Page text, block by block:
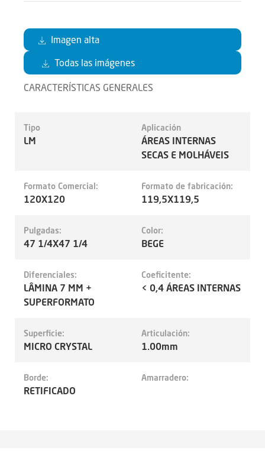
Imagen alta
Todas las imágenes
CARACTERÍSTICAS GENERALES
Tipo
LM
Aplicación
ÁREAS INTERNAS
SECAS E MOLHÁVEIS
Formato Comercial:
120X120
Formato de fabricación:
119,5X119,5
Pulgadas:
47 1/4X47 1/4
Color:
BEGE
Diferenciales:
LÂMINA 7 MM +
SUPERFORMATO
Coeficitente:
< 0,4 ÁREAS INTERNAS
Superficie:
MICRO CRYSTAL
Articulación:
1.00mm
Borde:
RETIFICADO
Amarradero: